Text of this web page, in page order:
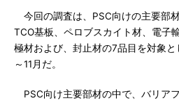
今回の調査は、PSC向けの主要部
TCO基板、ペロブスカイト材、電子
極材および、封止材の7品目を対象
～11月だ。
PSC向け主要部材の中で、バリア